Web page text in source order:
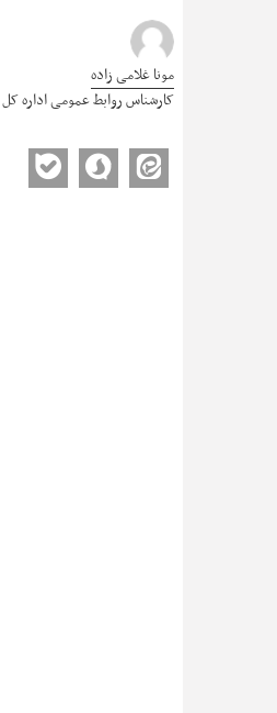
مونا غلامی زاده
کارشناس روابط عمومی اداره